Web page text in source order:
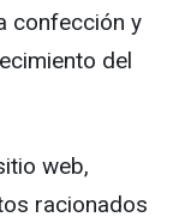
confección y
del
web,
racionados